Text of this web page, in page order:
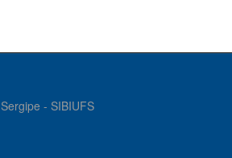
- SIBIUFS